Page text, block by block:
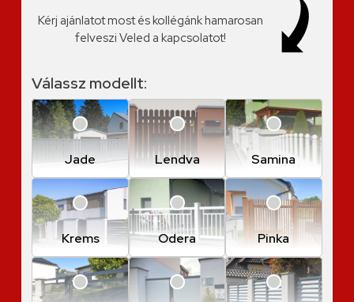
Kérj ajánlatot most és kollégánk hamarosan
felveszi Veled a kapcsolatot!
Válassz modellt:
Jade Lendva Samina
Krems Odera Pinka